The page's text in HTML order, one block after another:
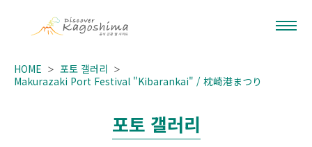
HOME
포토 갤러리
Makurazaki Port Festival "Kibarankai" / 枕崎港まつり
포토 갤러리